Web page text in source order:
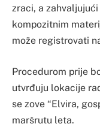
zraci, a
kompozitnim
može registrovati
Procedurom prije
utvrđuju lokacije
se zove “Elvira,
maršrutu leta.